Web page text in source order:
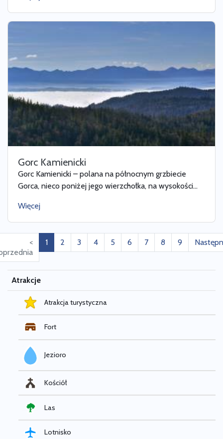
Gorc Kamienicki
Gorc Kamienicki – polana na północnym grzbiecie
Gorca, nieco poniżej jego wierzchołka, na wysokości...
Więcej
<
1 2 3 4 5 6 7 8 9
Atrakcje
Atrakcja turystyczna
Fort
Jezioro
Kościół
Las
Lotnisko